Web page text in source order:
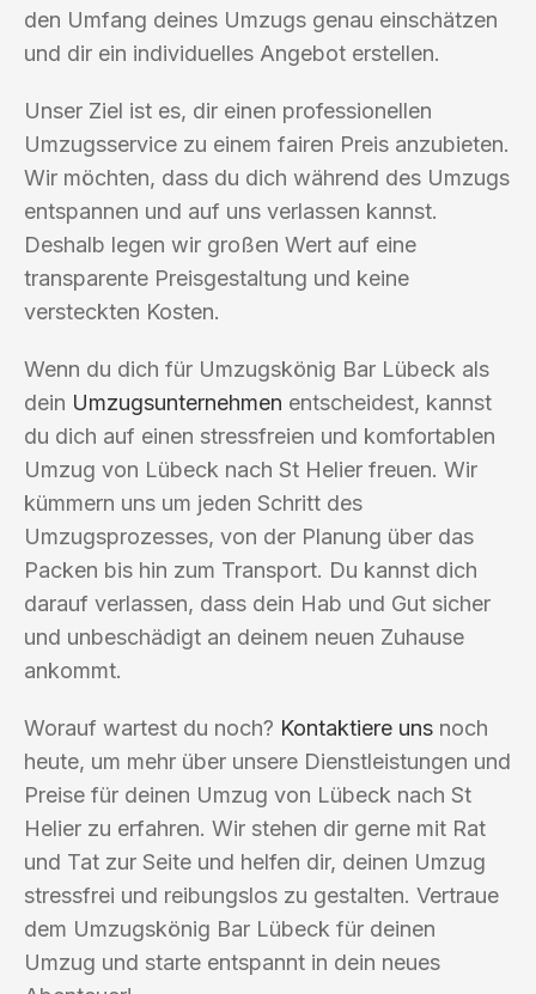
den Umfang deines Umzugs genau einschätzen
und dir ein individuelles Angebot erstellen.
Unser Ziel ist es, dir einen professionellen
Umzugsservice zu einem fairen Preis anzubieten.
Wir möchten, dass du dich während des Umzugs
entspannen und auf uns verlassen kannst.
Deshalb legen wir großen Wert auf eine
transparente Preisgestaltung und keine
versteckten Kosten.
Wenn du dich für Umzugskönig Bar Lübeck als
dein Umzugsunternehmen entscheidest, kannst
du dich auf einen stressfreien und komfortablen
Umzug von Lübeck nach St Helier freuen. Wir
kümmern uns um jeden Schritt des
Umzugsprozesses, von der Planung über das
Packen bis hin zum Transport. Du kannst dich
darauf verlassen, dass dein Hab und Gut sicher
und unbeschädigt an deinem neuen Zuhause
ankommt.
Worauf wartest du noch? Kontaktiere uns noch
heute, um mehr über unsere Dienstleistungen und
Preise für deinen Umzug von Lübeck nach St
Helier zu erfahren. Wir stehen dir gerne mit Rat
und Tat zur Seite und helfen dir, deinen Umzug
stressfrei und reibungslos zu gestalten. Vertraue
dem Umzugskönig Bar Lübeck für deinen
Umzug und starte entspannt in dein neues